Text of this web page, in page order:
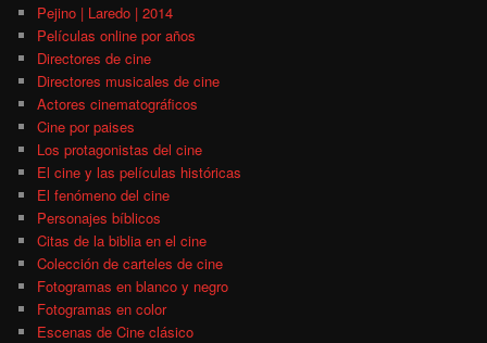
Pejino | Laredo | 2014
Películas online por años
Directores de cine
Directores musicales de cine
Actores cinematográficos
Cine por paises
Los protagonistas del cine
El cine y las películas históricas
El fenómeno del cine
Personajes bíblicos
Citas de la biblia en el cine
Colección de carteles de cine
Fotogramas en blanco y negro
Fotogramas en color
Escenas de Cine clásico